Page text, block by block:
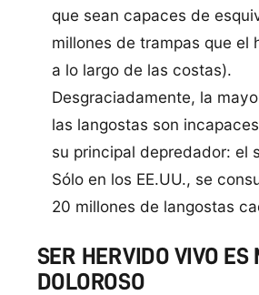
que sean capaces de
millones de trampas que el
a lo largo de las costas).
Desgraciadamente, la
las langostas son
su principal depredador: el
Sólo en los EE.UU., se
20 millones de langostas
SER HERVIDO VIVO ES
DOLOROSO